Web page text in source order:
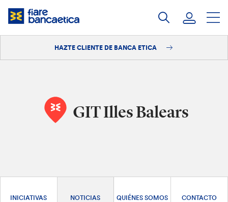
Saltar
HAZTE CLIENTE DE BANCA ETICA
GIT Illes Balears
INICIATIVAS NOTICIAS QUIÉNES SOMOS CONTACTO